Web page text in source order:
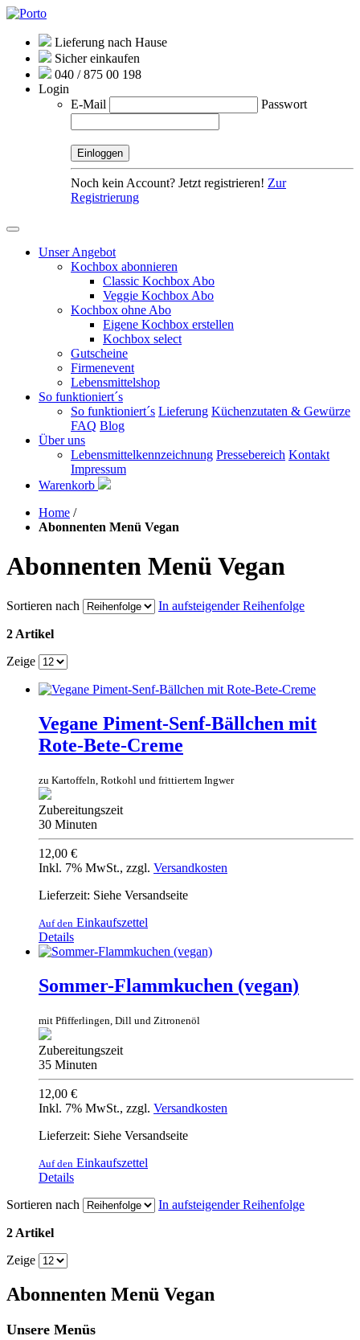
Lieferung nach Hause
Sicher einkaufen
040 / 875 00 198
Login
E-Mail
Passwort
Noch kein Account? Jetzt registrieren! Zur
Registrierung
Unser Angebot
Kochbox abonnieren
Classic Kochbox Abo
Veggie Kochbox Abo
Kochbox ohne Abo
Eigene Kochbox erstellen
Kochbox select
Gutscheine
Firmenevent
Lebensmittelshop
So funktioniert´s
So funktioniert´s Lieferung Küchenzutaten & Gewürze
FAQ Blog
Über uns
Lebensmittelkennzeichnung Pressebereich Kontakt
Impressum
Warenkorb
Home /
Abonnenten Menü Vegan
Abonnenten Menü Vegan
Sortieren nach In aufsteigender Reihenfolge
2 Artikel
Zeige
Vegane Piment-Senf-Bällchen mit
Rote-Bete-Creme
zu Kartoffeln, Rotkohl und frittiertem Ingwer
Zubereitungszeit
30 Minuten
12,00 €
Inkl. 7% MwSt., zzgl. Versandkosten
Lieferzeit: Siehe Versandseite
Auf den Einkaufszettel
Details
Sommer-Flammkuchen (vegan)
mit Pfifferlingen, Dill und Zitronenöl
Zubereitungszeit
35 Minuten
12,00 €
Inkl. 7% MwSt., zzgl. Versandkosten
Lieferzeit: Siehe Versandseite
Auf den Einkaufszettel
Details
Sortieren nach
In aufsteigender Reihenfolge
2 Artikel
Zeige
Abonnenten Menü Vegan
Unsere Menüs